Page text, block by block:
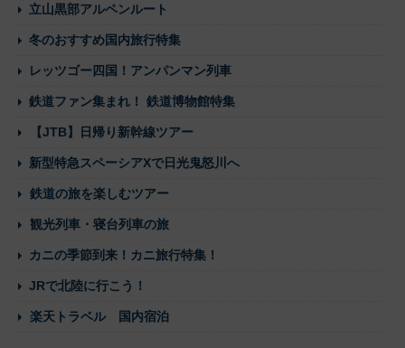
立山黒部アルペンルート
冬のおすすめ国内旅行特集
レッツゴー四国！アンパンマン列車
鉄道ファン集まれ！ 鉄道博物館特集
【JTB】日帰り新幹線ツアー
新型特急スペーシアXで日光鬼怒川へ
鉄道の旅を楽しむツアー
観光列車・寝台列車の旅
カニの季節到来！カニ旅行特集！
JRで北陸に行こう！
楽天トラベル 国内宿泊